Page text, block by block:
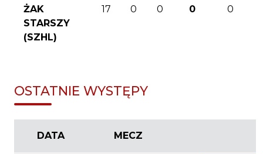
ŻAK
STARSZY
(SZHL)
17 0 0 0 0
OSTATNIE WYSTĘPY
DATA MECZ